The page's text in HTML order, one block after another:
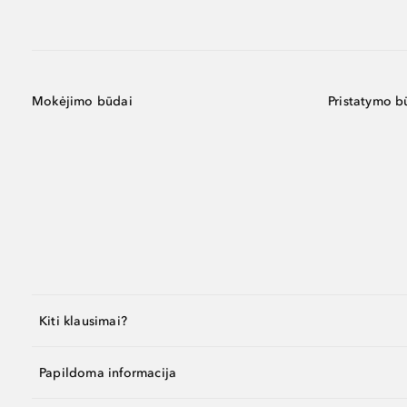
Mokėjimo būdai Pristatymo
Kiti klausimai?
Papildoma informacija